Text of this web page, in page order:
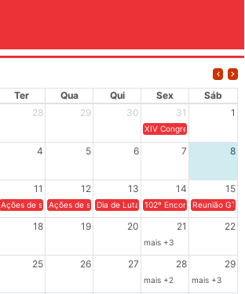
Ter Qua Qui Sex
Sáb
28 29 30 31 1
XIV Congresso Brasileiro
4 5 6 7 8
11 12 13 14 15
Ações de solidariedade a Cuba no Rio Grande do Sul - 100
Ações de solidariedade a Cuba no Rio Grande do
Dia de Luta em Defesa de Cuba e da
102º Encontro da
Reunião
18 19 20 21 22
mais +3
25 26 27 28 29
mais +2 mais +3